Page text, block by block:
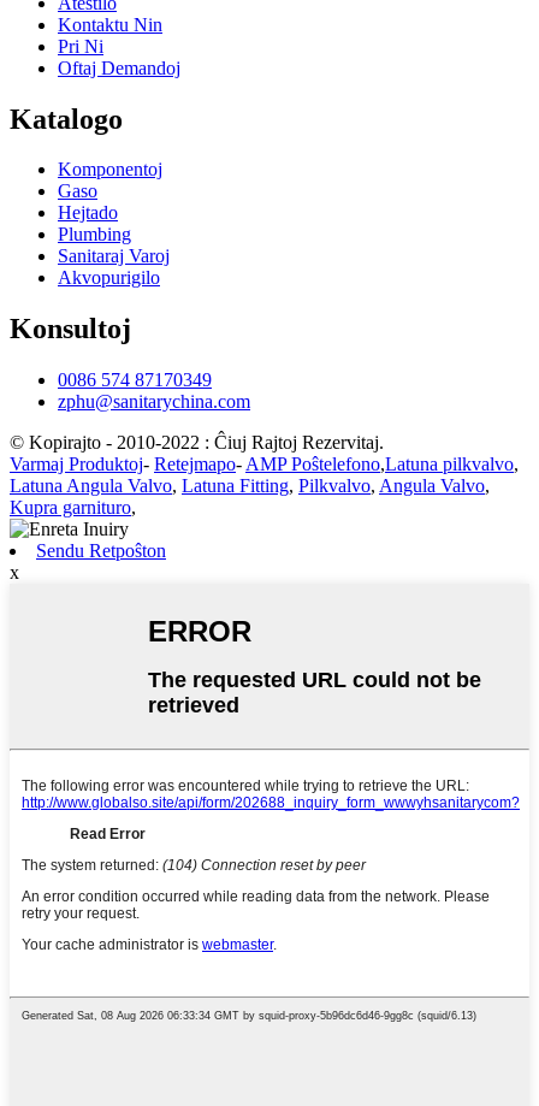
Kontaktu Nin
Pri Ni
Oftaj Demandoj
Katalogo
Komponentoj
Gaso
Hejtado
Plumbing
Sanitaraj Varoj
Akvopurigilo
Konsultoj
0086 574 87170349
zphu@sanitarychina.com
© Kopirajto - 2010-2022 : Ĉiuj Rajtoj Rezervitaj.
Varmaj Produktoj- Retejmapo- AMP Poŝtelefono,Latuna pilkvalvo,
Latuna Angula Valvo, Latuna Fitting, Pilkvalvo, Angula Valvo,
Kupra garnituro,
Sendu Retpoŝton
x